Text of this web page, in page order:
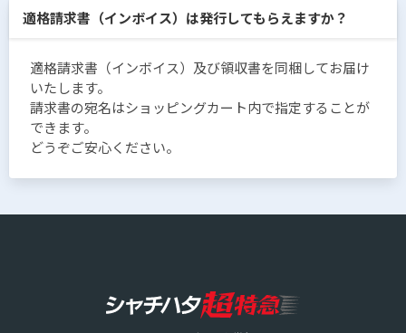
適格請求書（インボイス）は発行してもらえますか？
適格請求書（インボイス）及び領収書を同梱してお届け
いたします。
請求書の宛名はショッピングカート内で指定することが
できます。
どうぞご安心ください。